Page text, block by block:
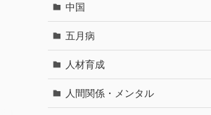
中国
五月病
人材育成
人間関係・メンタル